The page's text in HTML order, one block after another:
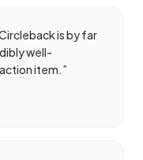
is by far
well-
item.”